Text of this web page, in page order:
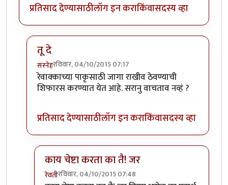
प्रतिसाद देण्यासाठीलॉग इन कराकिंवासदस्य व्हा
तू दे
सस्नेहरविवार, 04/10/2015 07:17
In reply toमला एक पाकृ पाठवायची आहे,by
रेवाक्काच्या पाकृसाठी जागा राखीव ठेवण्याची
शिफारस करण्यात येत आहे. सरानु वाचताव नव्हं ?
प्रतिसाद देण्यासाठीलॉग इन कराकिंवासदस्य व्हा
काय चेष्टा करता का तै! जर
रेवतीरविवार, 04/10/2015 07:48